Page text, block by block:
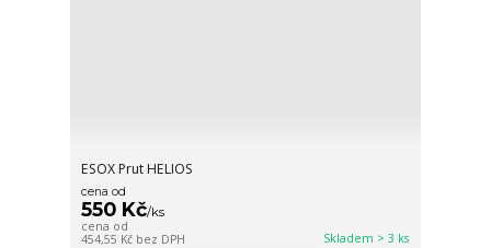
ESOX Prut HELIOS
cena od
550 Kč/ks
cena od
454,55 Kč bez DPH Skladem > 3 ks